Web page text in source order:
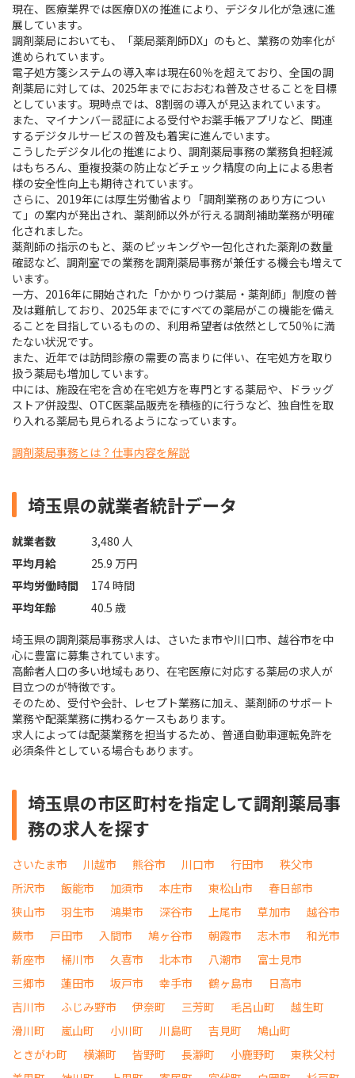
現在、医療業界では医療DXの推進により、デジタル化が急速に進
展しています。
調剤薬局においても、「薬局薬剤師DX」のもと、業務の効率化が
進められています。
電子処方箋システムの導入率は現在60％を超えており、全国の調
剤薬局に対しては、2025年までにおおむね普及させることを目標
としています。現時点では、8割弱の導入が見込まれています。
また、マイナンバー認証による受付やお薬手帳アプリなど、関連
するデジタルサービスの普及も着実に進んでいます。
こうしたデジタル化の推進により、調剤薬局事務の業務負担軽減
はもちろん、重複投薬の防止などチェック精度の向上による患者
様の安全性向上も期待されています。
さらに、2019年には厚生労働省より「調剤業務のあり方につい
て」の案内が発出され、薬剤師以外が行える調剤補助業務が明確
化されました。
薬剤師の指示のもと、薬のピッキングや一包化された薬剤の数量
確認など、調剤室での業務を調剤薬局事務が兼任する機会も増えて
います。
一方、2016年に開始された「かかりつけ薬局・薬剤師」制度の普
及は難航しており、2025年までにすべての薬局がこの機能を備え
ることを目指しているものの、利用希望者は依然として50％に満
たない状況です。
また、近年では訪問診療の需要の高まりに伴い、在宅処方を取り
扱う薬局も増加しています。
中には、施設在宅を含め在宅処方を専門とする薬局や、ドラッグ
ストア併設型、OTC医薬品販売を積極的に行うなど、独自性を取
り入れる薬局も見られるようになっています。
調剤薬局事務とは？仕事内容を解説
埼玉県の就業者統計データ
就業者数
3,480 人
平均月給
25.9 万円
平均労働時間
174 時間
平均年齢
40.5 歳
埼玉県の調剤薬局事務求人は、さいたま市や川口市、越谷市を中
心に豊富に募集されています。
高齢者人口の多い地域もあり、在宅医療に対応する薬局の求人が
目立つのが特徴です。
そのため、受付や会計、レセプト業務に加え、薬剤師のサポート
業務や配薬業務に携わるケースもあります。
求人によっては配薬業務を担当するため、普通自動車運転免許を
必須条件としている場合もあります。
埼玉県の市区町村を指定して調剤薬局事
務の求人を探す
さいたま市 川越市 熊谷市 川口市 行田市
秩父市
所沢市
飯能市 加須市 本庄市 東松山市
春日部市
狭山市
羽生市 鴻巣市 深谷市 上尾市 草加市
越谷市
蕨市
戸田市 入間市 鳩ヶ谷市 朝霞市 志木市
和光市
新座市
桶川市 久喜市 北本市 八潮市
富士見市
三郷市
蓮田市 坂戸市 幸手市 鶴ヶ島市
日高市
吉川市
ふじみ野市 伊奈町 三芳町 毛呂山町
越生町
滑川町
嵐山町 小川町 川島町 吉見町
鳩山町
ときがわ町
横瀬町 皆野町 長瀞町 小鹿野町
東秩父村